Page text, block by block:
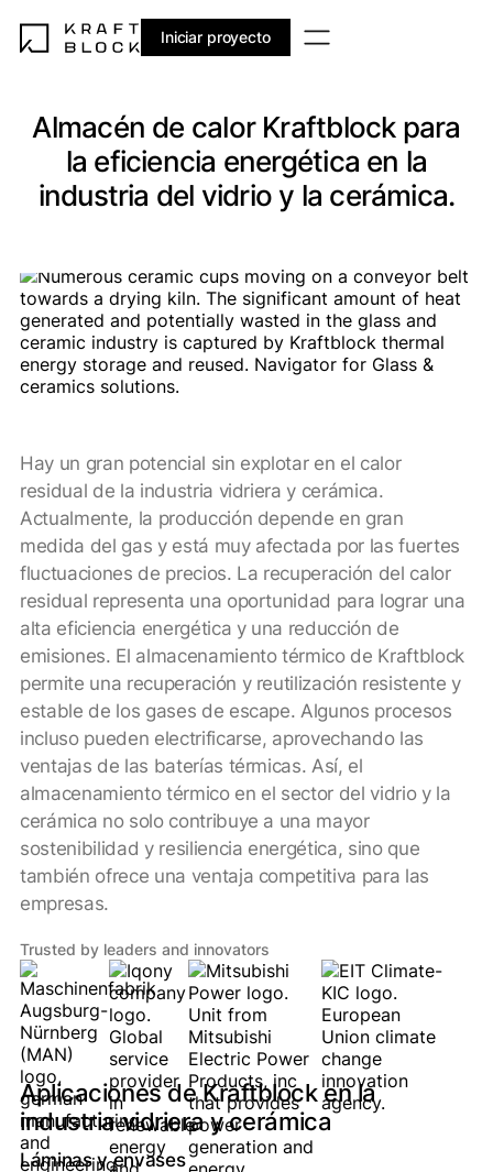
Iniciar proyecto
Almacén de calor Kraftblock para
la eficiencia energética en la
industria del vidrio y la cerámica.
Hay un gran potencial sin explotar en el calor
residual de la industria vidriera y cerámica.
Actualmente, la producción depende en gran
medida del gas y está muy afectada por las fuertes
fluctuaciones de precios. La recuperación del calor
residual representa una oportunidad para lograr una
alta eficiencia energética y una reducción de
emisiones. El almacenamiento térmico de Kraftblock
permite una recuperación y reutilización resistente y
estable de los gases de escape. Algunos procesos
incluso pueden electrificarse, aprovechando las
ventajas de las baterías térmicas. Así, el
almacenamiento térmico en el sector del vidrio y la
cerámica no solo contribuye a una mayor
sostenibilidad y resiliencia energética, sino que
también ofrece una ventaja competitiva para las
empresas.
Trusted by leaders and innovators
Aplicaciones de Kraftblock en la
industria vidriera y cerámica
Láminas y envases